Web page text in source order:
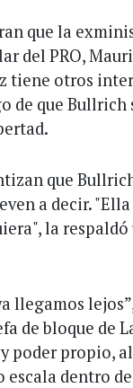
que la
del PRO,
tiene otros
de que
que
a decir.
la
llegamos
de bloque de
poder propio,
escala dentro